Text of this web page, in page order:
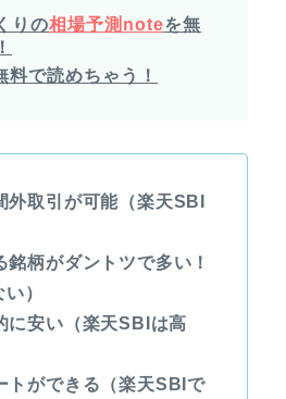
りの相場予測noteを無
料で読めちゃう！
外取引が可能（楽天SBI
銘柄がダントツで多い！
）
に安い（楽天SBIは高
トができる（楽天SBIで